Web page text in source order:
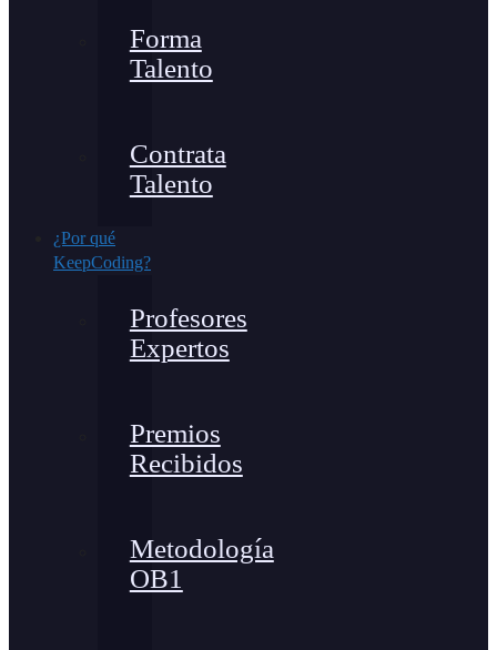
Forma
Talento
Contrata
Talento
¿Por qué
KeepCoding?
Profesores
Expertos
Premios
Recibidos
Metodología
OB1